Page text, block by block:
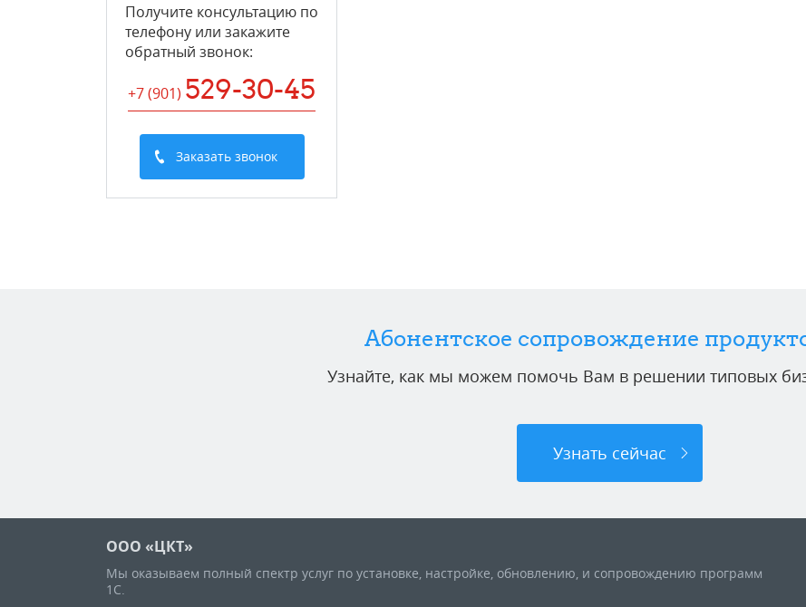
Получите консультацию по
телефону или закажите
обратный звонок:
+7 (901) 529-30-45
Заказать звонок
Абонентское сопровождение
Узнайте, как мы можем помочь Вам в решении типовых
Узнать сейчас
ООО «ЦКТ»
Мы оказываем полный спектр услуг по установке, настройке, обновлению, и сопровождению программ
1С.